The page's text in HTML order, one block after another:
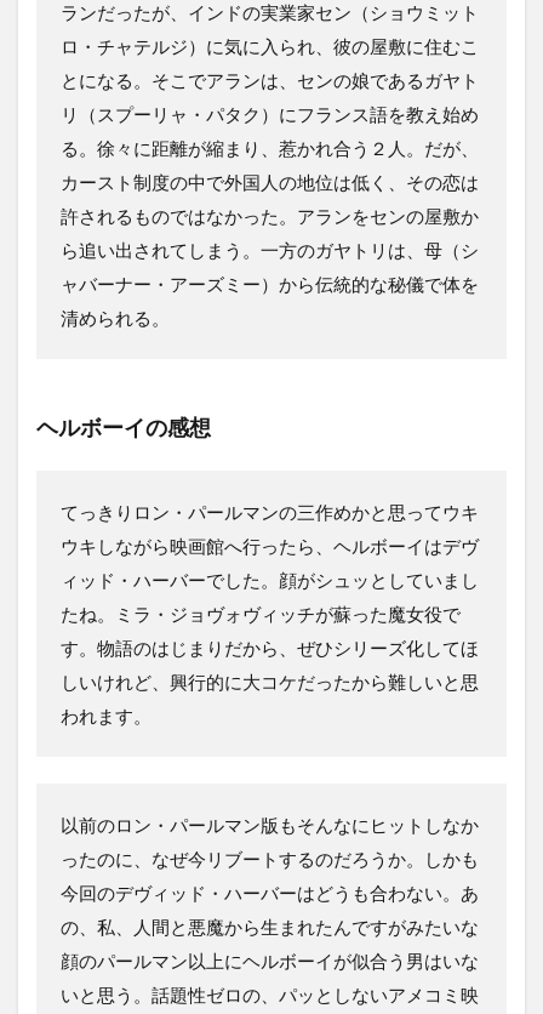
ランだったが、インドの実業家セン（ショウミット
ロ・チャテルジ）に気に入られ、彼の屋敷に住むこ
とになる。そこでアランは、センの娘であるガヤト
リ（スプーリャ・パタク）にフランス語を教え始め
る。徐々に距離が縮まり、惹かれ合う２人。だが、
カースト制度の中で外国人の地位は低く、その恋は
許されるものではなかった。アランをセンの屋敷か
ら追い出されてしまう。一方のガヤトリは、母（シ
ャバーナー・アーズミー）から伝統的な秘儀で体を
清められる。
ヘルボーイの感想
てっきりロン・パールマンの三作めかと思ってウキ
ウキしながら映画館へ行ったら、ヘルボーイはデヴ
ィッド・ハーバーでした。顔がシュッとしていまし
たね。ミラ・ジョヴォヴィッチが蘇った魔女役で
す。物語のはじまりだから、ぜひシリーズ化してほ
しいけれど、興行的に大コケだったから難しいと思
われます。
以前のロン・パールマン版もそんなにヒットしなか
ったのに、なぜ今リブートするのだろうか。しかも
今回のデヴィッド・ハーバーはどうも合わない。あ
の、私、人間と悪魔から生まれたんですがみたいな
顔のパールマン以上にヘルボーイが似合う男はいな
いと思う。話題性ゼロの、パッとしないアメコミ映